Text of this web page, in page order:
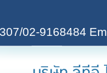
02-9168484